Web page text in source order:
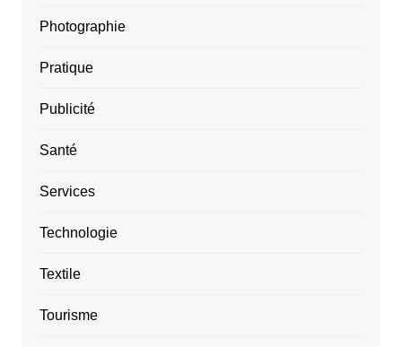
Photographie
Pratique
Publicité
Santé
Services
Technologie
Textile
Tourisme